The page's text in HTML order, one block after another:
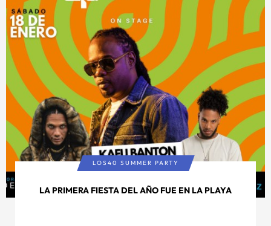
LOS40 SUMMER PARTY
LA PRIMERA FIESTA DEL AÑO FUE EN LA PLAYA